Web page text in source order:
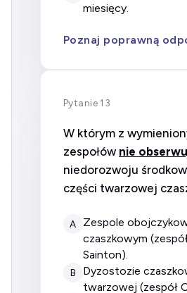
miesięcy.
Poznaj poprawną
Pytanie 13
W którym z
zespołów nie
niedorozwoju
części twarzowej
A
zespole obojczykowo-
czaszkowym
Sainton).
B
dyzostozie czaszkowo-
twarzowej (zespół